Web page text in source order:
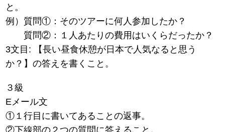
と。
例）質問①：そのツアーに何人参加したか？
質問②：１人あたりの費用はいくらだったか？
3文目: 【長い昼食休憩が日本で人気なると思う
か？】の答えを書くこと。
３級
Eメール文
①１行目に書いてあることの返事。